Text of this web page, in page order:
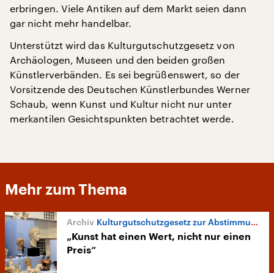
erbringen. Viele Antiken auf dem Markt seien dann
gar nicht mehr handelbar.
Unterstützt wird das Kulturgutschutzgesetz von
Archäologen, Museen und den beiden großen
Künstlerverbänden. Es sei begrüßenswert, so der
Vorsitzende des Deutschen Künstlerbundes Werner
Schaub, wenn Kunst und Kultur nicht nur unter
merkantilen Gesichtspunkten betrachtet werde.
Mehr zum Thema
Kulturgutschutzgesetz zur Abstimmung
„Kunst hat einen Wert, nicht nur einen
Preis“